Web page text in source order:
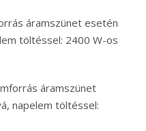
áramszünet esetén
töltéssel: 2400 W-os
áramszünet
napelem töltéssel: